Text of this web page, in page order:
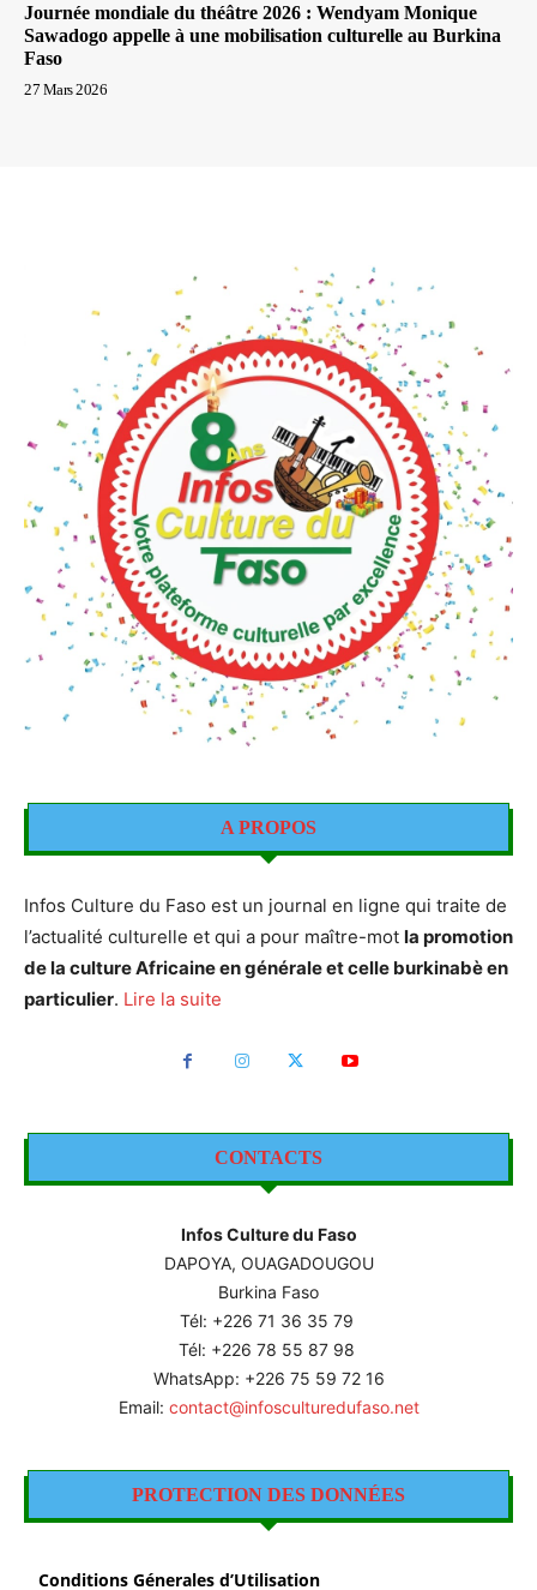
Journée mondiale du théâtre 2026 : Wendyam Monique
Sawadogo appelle à une mobilisation culturelle au Burkina
Faso
27 Mars 2026
A PROPOS
Infos Culture du Faso est un journal en ligne qui traite de
l’actualité culturelle et qui a pour maître-mot la promotion
de la culture Africaine en générale et celle burkinabè en
particulier. Lire la suite
CONTACTS
Infos Culture du Faso
DAPOYA, OUAGADOUGOU
Burkina Faso
Tél: +226 71 36 35 79
Tél: +226 78 55 87 98
WhatsApp: +226 75 59 72 16
Email: contact@infosculturedufaso.net
PROTECTION DES DONNÉES
Conditions Génerales d’Utilisation